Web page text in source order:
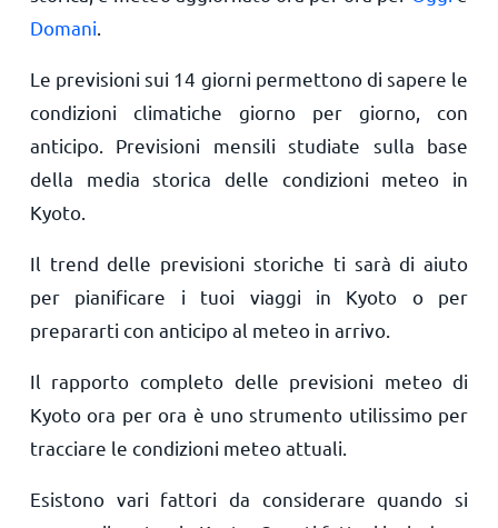
Domani
Le previsioni sui 14 giorni permettono di sapere le
condizioni climatiche giorno per giorno, con
anticipo. Previsioni mensili studiate sulla base
della media storica delle condizioni meteo in
Kyoto.
Il trend delle previsioni storiche ti sarà di aiuto
per pianificare i tuoi viaggi in Kyoto o per
prepararti con anticipo al meteo in arrivo.
Il rapporto completo delle previsioni meteo di
Kyoto ora per ora è uno strumento utilissimo per
tracciare le condizioni meteo attuali.
Esistono vari fattori da considerare quando si